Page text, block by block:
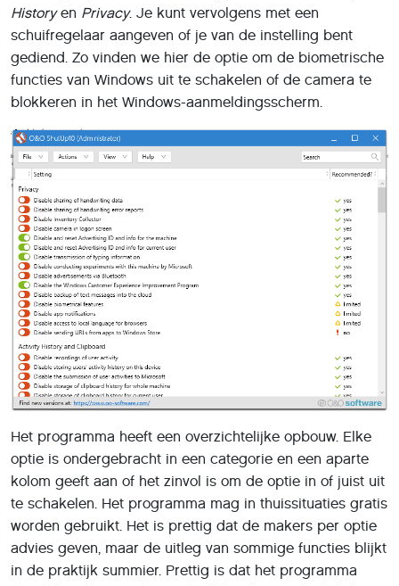
Historyen Privacy. Je kunt vervolgens met een
schuifregelaar aangeven of je van de instelling bent
gediend. Zo vinden we hier de optie om de biometrische
functies van Windows uit te schakelen of de camera te
blokkeren in het Windows-aanmeldingsscherm.
Het programma heeft een overzichtelijke opbouw. Elke
optie is ondergebracht in een categorie en een aparte
kolom geeft aan of het zinvol is om de optie in of juist uit
te schakelen. Het programma mag in thuissituaties gratis
worden gebruikt. Het is prettig dat de makers per optie
advies geven, maar de uitleg van sommige functies blijkt
in de praktijk summier. Prettig is dat het programma